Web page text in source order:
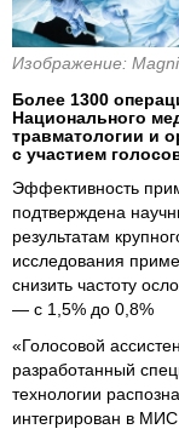
Изображение:
Более 1300
Национального
травматологии и
с участием
Эффективность
подтверждена
результатам
исследования
снизить частоту
— с 1,5% до 0,8%
«Голосовой
разработанный
технологии
интегрирован в МИС